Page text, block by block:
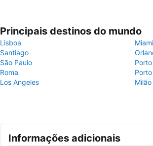
Principais destinos do mundo
Lisboa
Miami
Santiago
São Paulo
Roma
Porto
Los Angeles
Milão
Informações adicionais